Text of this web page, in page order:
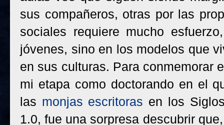
sus compañeros, otras por las
sociales requiere mucho
jóvenes, sino en los modelos que
en sus culturas. Para conmemorar
mi etapa como doctorando en el
las monjas escritoras en los
1.0, fue una sorpresa descubrir